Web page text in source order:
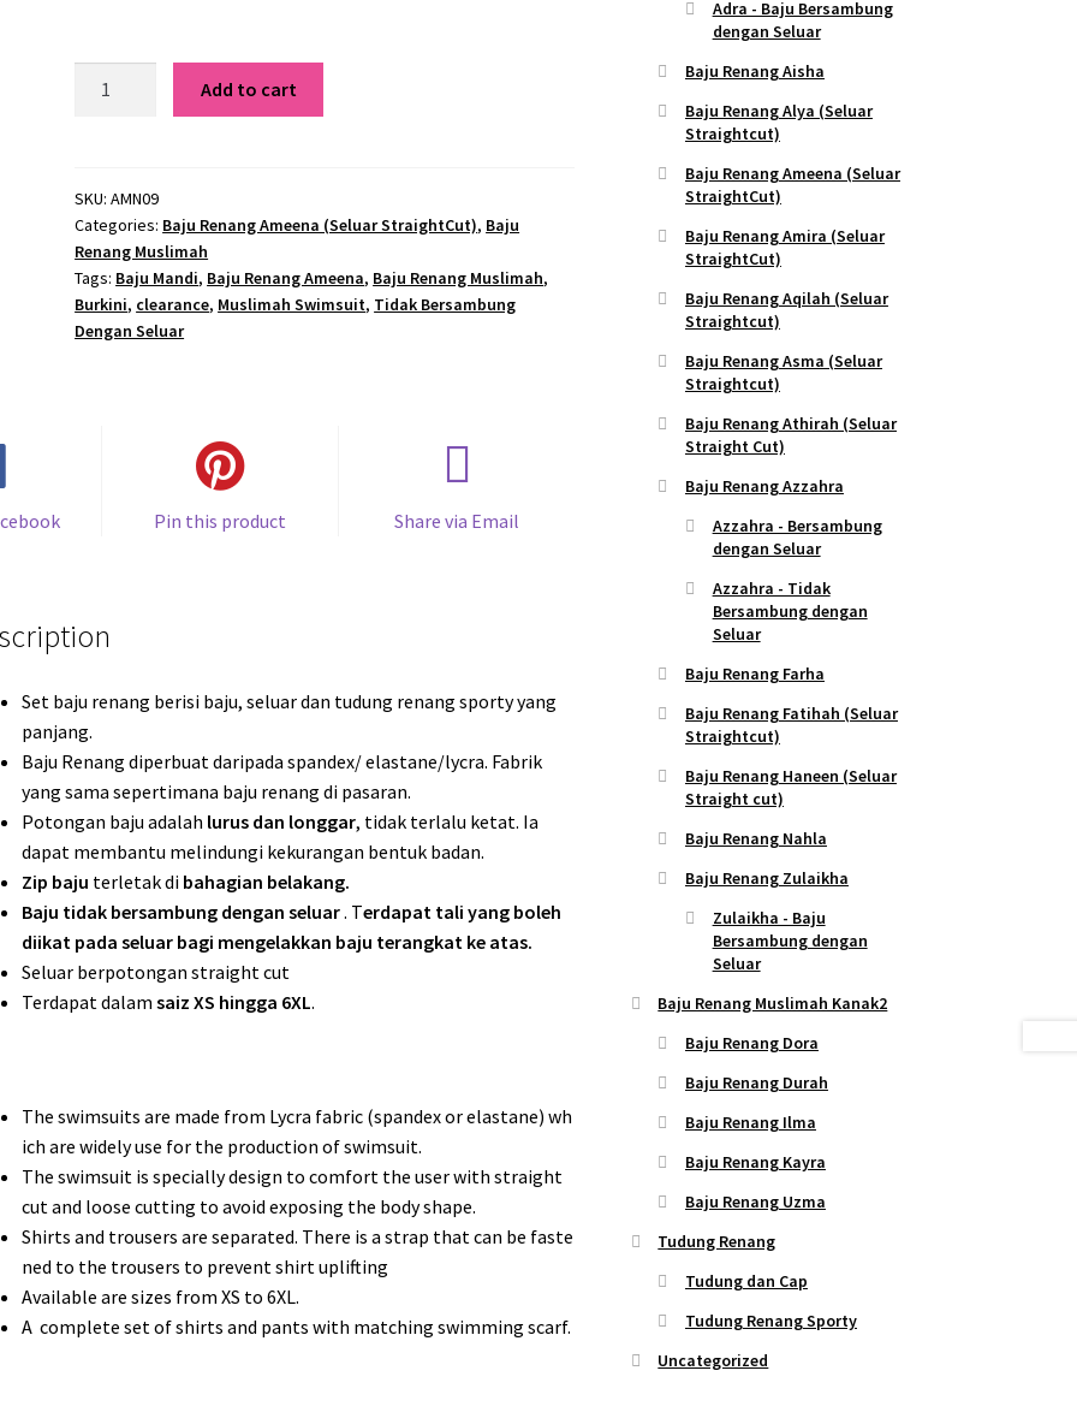
quantity
Add to cart
SKU:AMN09
Categories: Baju Renang Ameena (Seluar StraightCut), Baju
Renang Muslimah
Tags: Baju Mandi, Baju Renang Ameena, Baju Renang Muslimah,
Burkini, clearance, Muslimah Swimsuit, Tidak Bersambung
Dengan Seluar
Pin this product Share via Email
Set baju renang berisi baju, seluar dan tudung renang sporty yang
panjang.
Baju Renang diperbuat daripada spandex/ elastane/lycra. Fabrik
yang sama sepertimana baju renang di pasaran.
Potongan baju adalah lurus dan longgar, tidak terlalu ketat. Ia
dapat membantu melindungi kekurangan bentuk badan.
Zip baju terletak di bahagian belakang.
Baju tidak bersambung dengan seluar. Terdapat tali yang boleh
diikat pada seluar bagi mengelakkan baju terangkat ke atas.
Seluar berpotongan straight cut
Terdapat dalam saiz XS hingga 6XL.
The swimsuits are made from Lycra fabric (spandex or elastane) wh
ich are widely use for the production of swimsuit.
The swimsuit is specially design to comfort the user with straight
cut and loose cutting to avoid exposing the body shape.
Shirts and trousers are separated. There is a strap that can be faste
ned to the trousers to prevent shirt uplifting
Available are sizes from XS to 6XL.
A complete set of shirts and pants with matching swimming scarf.
Adra - Baju Bersambung
dengan Seluar
Baju Renang Aisha
Baju Renang Alya (Seluar
Straightcut)
Baju Renang Ameena (Seluar
StraightCut)
Baju Renang Amira (Seluar
StraightCut)
Baju Renang Aqilah (Seluar
Straightcut)
Baju Renang Asma (Seluar
Straightcut)
Baju Renang Athirah (Seluar
Straight Cut)
Baju Renang Azzahra
Azzahra - Bersambung
dengan Seluar
Azzahra - Tidak
Bersambung dengan
Seluar
Baju Renang Farha
Baju Renang Fatihah (Seluar
Straightcut)
Baju Renang Haneen (Seluar
Straight cut)
Baju Renang Nahla
Baju Renang Zulaikha
Zulaikha - Baju
Bersambung dengan
Seluar
Baju Renang Muslimah Kanak2
Baju Renang Dora
Baju Renang Durah
Baju Renang Ilma
Baju Renang Kayra
Baju Renang Uzma
Tudung Renang
Tudung dan Cap
Tudung Renang Sporty
Uncategorized